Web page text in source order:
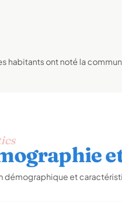
habitants ont noté la
démographique et